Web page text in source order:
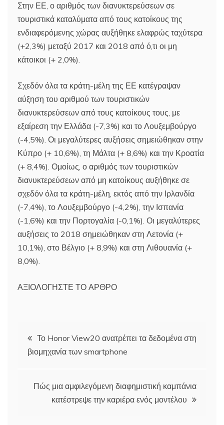
Στην ΕΕ, ο αριθμός των διανυκτερεύσεων σε
τουριστικά καταλύματα από τους κατοίκους της
ενδιαφερόμενης χώρας αυξήθηκε ελαφρώς ταχύτερα
(+2,3%) μεταξύ 2017 και 2018 από ό,τι οι μη
κάτοικοι (+ 2,0%).
Σχεδόν όλα τα κράτη-μέλη της ΕΕ κατέγραψαν
αύξηση του αριθμού των τουριστικών
διανυκτερεύσεων από τους κατοίκους τους, με
εξαίρεση την Ελλάδα (-7,3%) και το Λουξεμβούργο
(-4,5%). Οι μεγαλύτερες αυξήσεις σημειώθηκαν στην
Κύπρο (+ 10,6%), τη Μάλτα (+ 8,6%) και την Κροατία
(+ 8,4%). Ομοίως, ο αριθμός των τουριστικών
διανυκτερεύσεων από μη κατοίκους αυξήθηκε σε
σχεδόν όλα τα κράτη-μέλη, εκτός από την Ιρλανδία
(-7,4%), το Λουξεμβούργο (-4,2%), την Ισπανία
(-1,6%) και την Πορτογαλία (-0,1%). Οι μεγαλύτερες
αυξήσεις το 2018 σημειώθηκαν στη Λετονία (+
10,1%), στο Βέλγιο (+ 8,9%) και στη Λιθουανία (+
8,0%).
ΑΞΙΟΛΟΓΗΣΤΕ ΤΟ ΑΡΘΡΟ
Πλοήγηση
άρθρων
Το Honor View20 ανατρέπει τα δεδομένα στη
βιομηχανία των smartphone
Πώς μια αμφιλεγόμενη διαφημιστική καμπάνια
κατέστρεψε την καριέρα ενός μοντέλου